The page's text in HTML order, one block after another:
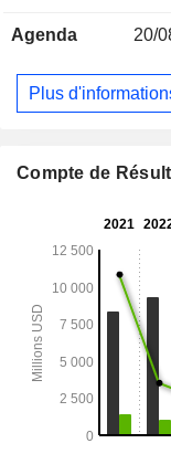
Agenda 20/
Plus
Compte de